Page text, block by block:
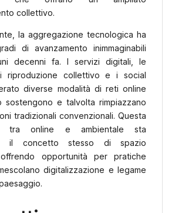
collettivo.
la aggregazione tecnologica ha
di avanzamento inimmaginabili
decenni fa. I servizi digitali, le
riproduzione collettivo e i social
diverse modalità di reti online
sostengono e talvolta rimpiazzano
tradizionali convenzionali. Questa
tra online e ambientale sta
il concetto stesso di spazio
opportunità per pratiche
digitalizzazione e legame